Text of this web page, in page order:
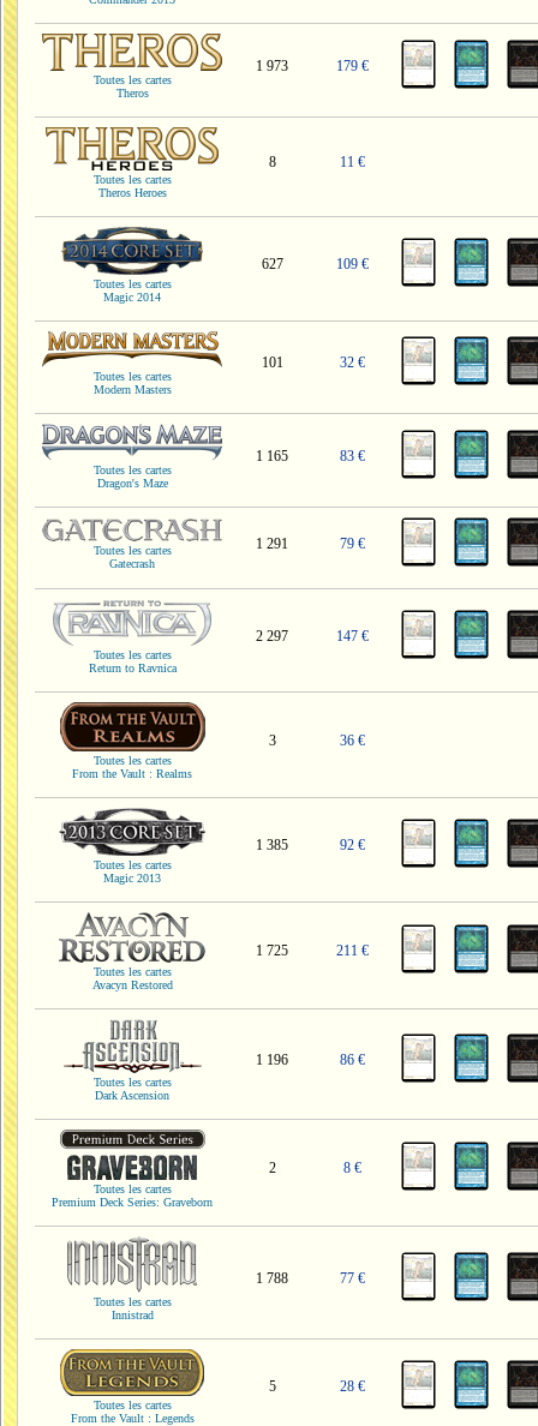
Toutes les cartes
Theros
1 973 179 €
Toutes les cartes
Theros Heroes
8 11 €
Toutes les cartes
Magic 2014
627 109 €
Toutes les cartes
Modern Masters
101 32 €
Toutes les cartes
Dragon's Maze
1 165 83 €
Toutes les cartes
Gatecrash
1 291 79 €
Toutes les cartes
Return to Ravnica
2 297 147 €
Toutes les cartes
From the Vault : Realms
3 36 €
Toutes les cartes
Magic 2013
1 385 92 €
Toutes les cartes
Avacyn Restored
1 725 211 €
Toutes les cartes
Dark Ascension
1 196 86 €
Toutes les cartes
Premium Deck Series: Graveborn
2 8 €
Toutes les cartes
Innistrad
1 788 77 €
Toutes les cartes
From the Vault : Legends
5 28 €